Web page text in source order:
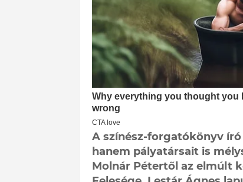
A színész-forgatókönyv
hanem pályatársait is
Molnár Pétertől az elmúlt